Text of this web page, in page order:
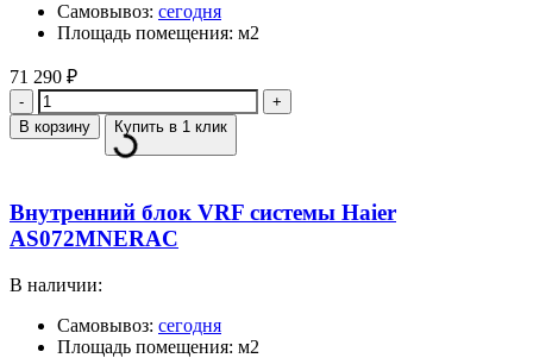
Самовывоз: сегодня
Площадь помещения: м2
71 290 ₽
Количество
В корзину Купить в 1 клик
Внутренний блок VRF системы Haier
AS072MNERAC
В наличии:
Самовывоз: сегодня
Площадь помещения: м2